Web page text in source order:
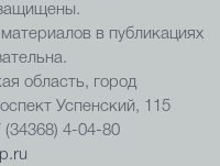
в публикациях
область, город
Успенский, 115
4-04-80